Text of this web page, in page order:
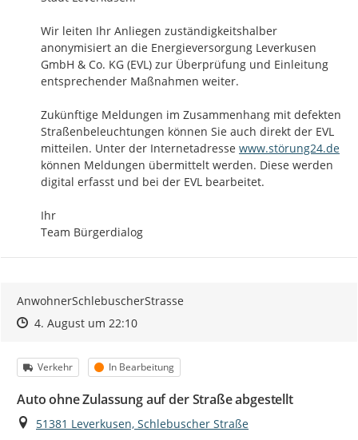
Wir leiten Ihr Anliegen zuständigkeitshalber
anonymisiert an die Energieversorgung Leverkusen
GmbH & Co. KG (EVL) zur Überprüfung und Einleitung
entsprechender Maßnahmen weiter.
Zukünftige Meldungen im Zusammenhang mit defekten
Straßenbeleuchtungen können Sie auch direkt der EVL
mitteilen. Unter der Internetadresse http://
www.störung24.de
können Meldungen übermittelt werden. Diese werden
digital erfasst und bei der EVL bearbeitet.
Ihr
Team Bürgerdialog
AnwohnerSchlebuscherStrasse
Zeitpunkt des Erstellens
Zeitpunkt des Erstellens
4. August um 22:10Zur Äußerung
Kategorie
Verkehr Status
In Bearbeitung
Auto ohne Zulassung auf der Straße abgestellt
Ort
51381 Leverkusen, Schlebuscher Straße